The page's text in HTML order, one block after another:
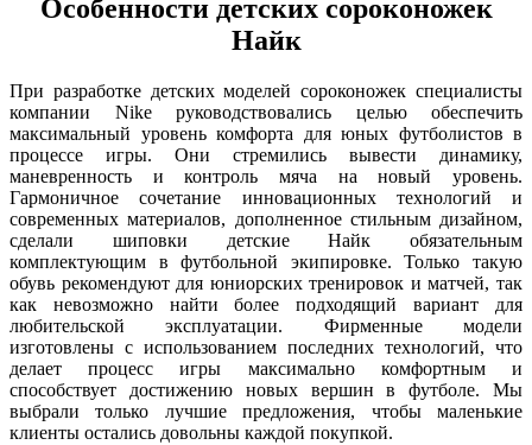
Особенности детских сороконожек
Найк
При разработке детских моделей сороконожек специалисты
компании Nike руководствовались целью обеспечить
максимальный уровень комфорта для юных футболистов в
процессе игры. Они стремились вывести динамику,
маневренность и контроль мяча на новый уровень.
Гармоничное сочетание инновационных технологий и
современных материалов, дополненное стильным дизайном,
сделали шиповки детские Найк обязательным
комплектующим в футбольной экипировке. Только такую
обувь рекомендуют для юниорских тренировок и матчей, так
как невозможно найти более подходящий вариант для
любительской эксплуатации. Фирменные модели
изготовлены с использованием последних технологий, что
делает процесс игры максимально комфортным и
способствует достижению новых вершин в футболе. Мы
выбрали только лучшие предложения, чтобы маленькие
клиенты остались довольны каждой покупкой.